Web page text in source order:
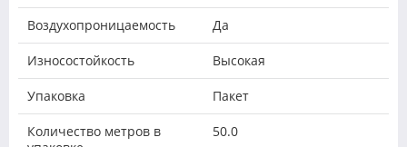
Воздухопроницаемость Да
Износостойкость Высокая
Упаковка Пакет
Количество метров в
50.0